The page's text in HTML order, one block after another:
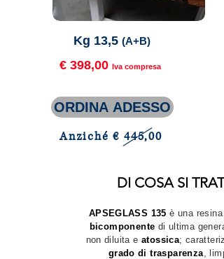
Kg 13,5 (A+B)
€ 398,00 Iva compresa
ORDINA ADESSO
Anziché € 445,00
DI COSA SI
APSEGLASS 135 è una resina
bicomponente di ultima
non diluita e atossica;
grado di trasparenza,